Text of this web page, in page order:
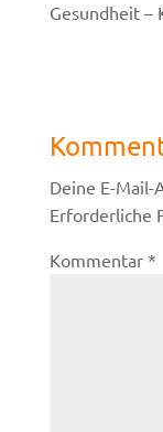
Gesundheit –
Deine E-
Erforderliche
Kommentar *